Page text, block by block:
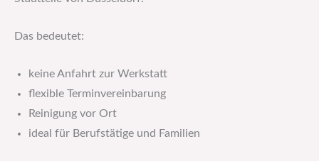
Das bedeutet:
keine Anfahrt zur Werkstatt
flexible Terminvereinbarung
Reinigung vor Ort
ideal für Berufstätige und Familien